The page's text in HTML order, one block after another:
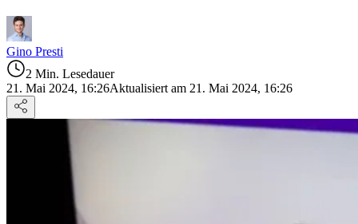
Gino Presti
2 Min. Lesedauer
21. Mai 2024, 16:26Aktualisiert am 21. Mai 2024, 16:26